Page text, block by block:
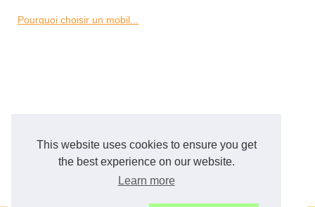
This website uses cookies to ensure you get
the best experience on our website.
Learn more
Pourquoi choisir un mobil...